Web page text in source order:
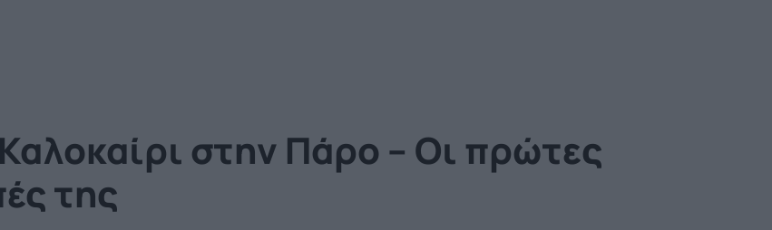
στην Πάρο – Οι πρώτες
της